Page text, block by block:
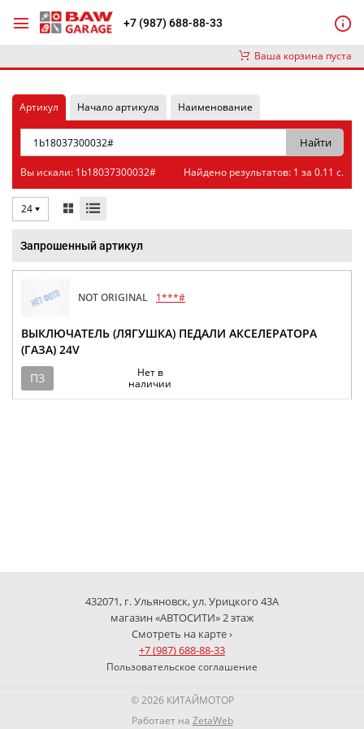
+7 (987) 688-88-33
Ваша корзина пуста
Артикул Начало артикула Наименование
Вы искали: 1b18037300032# Найдено результатов: 1 за 0.11 с.
24
Запрошенный артикул
NOT ORIGINAL 1***#
ВЫКЛЮЧАТЕЛЬ (ЛЯГУШКА) ПЕДАЛИ АКСЕЛЕРАТОРА
(ГАЗА) 24V
ПЗ
Нет в
наличии
432071, г. Ульяновск, ул. Урицкого 43А
магазин «АВТОСИТИ» 2 этаж
Смотреть на карте ›
+7 (987) 688-88-33
Пользовательское соглашение
© 2026 КИТАЙМОТОР
Работает на ZetaWeb